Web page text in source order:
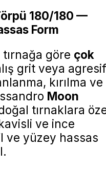
180/180 —
Form
göre çok
grit veya agresif
kırılma ve
Moon
tırnaklara
ve ince
yüzey hassas